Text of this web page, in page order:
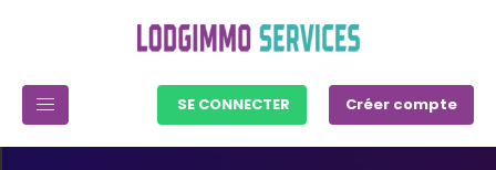
SE CONNECTER Créer compte